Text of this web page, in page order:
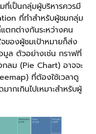
เป็นกลุ่มผู้บริหารควรมี
ที่ทำสำหรับผู้ชมกลุ่ม
ตกต่างกันระหว่างคน
ของผู้ชมเป้าหมายก็ส่ง
มูล ตัวอย่างเช่น กราฟที่
ลม (Pie Chart) อาจจะ
ที่ต้องใช้เวลาดู
ากเกินไปเหมาะสำหรับผู้